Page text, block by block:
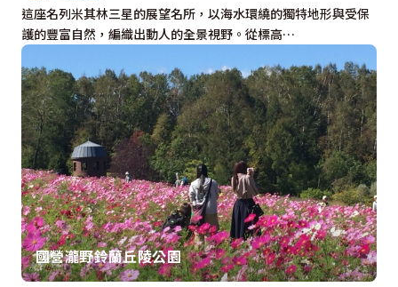
這座名列米其林三星的展望名所，以海水環繞的獨特地形與受保
護的豐富自然，編織出動人的全景視野。從標高…
國營瀧野鈴蘭丘陵公園